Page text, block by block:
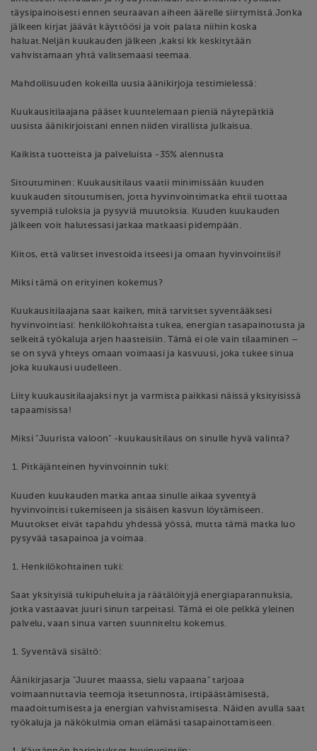
täysipainoisesti ennen seuraavan aiheen äärelle siirtymistä.Jonka
jälkeen kirjat jäävät käyttöösi ja voit palata niihin koska
haluat.Neljän kuukauden jälkeen ,kaksi kk keskitytään
vahvistamaan yhtä valitsemaasi teemaa.
Mahdollisuuden kokeilla uusia äänikirjoja testimielessä:
Kuukausitilaajana pääset kuuntelemaan pieniä näytepätkiä
uusista äänikirjoistani ennen niiden virallista julkaisua.
Kaikista tuotteista ja palveluista -35% alennusta
Sitoutuminen: Kuukausitilaus vaatii minimissään kuuden
kuukauden sitoutumisen, jotta hyvinvointimatka ehtii tuottaa
syvempiä tuloksia ja pysyviä muutoksia. Kuuden kuukauden
jälkeen voit halutessasi jatkaa matkaasi pidempään.
Kiitos, että valitset investoida itseesi ja omaan hyvinvointiisi!
Miksi tämä on erityinen kokemus?
Kuukausitilaajana saat kaiken, mitä tarvitset syventääksesi
hyvinvointiasi: henkilökohtaista tukea, energian tasapainotusta ja
selkeitä työkaluja arjen haasteisiin. Tämä ei ole vain tilaaminen –
se on syvä yhteys omaan voimaasi ja kasvuusi, joka tukee sinua
joka kuukausi uudelleen.
Liity kuukausitilaajaksi nyt ja varmista paikkasi näissä yksityisissä
tapaamisissa!
Miksi "Juurista valoon" -kuukausitilaus on sinulle hyvä valinta?
Pitkäjänteinen hyvinvoinnin tuki:
Kuuden kuukauden matka antaa sinulle aikaa syventyä
hyvinvointisi tukemiseen ja sisäisen kasvun löytämiseen.
Muutokset eivät tapahdu yhdessä yössä, mutta tämä matka luo
pysyvää tasapainoa ja voimaa.
Henkilökohtainen tuki:
Saat yksityisiä tukipuheluita ja räätälöityjä energiaparannuksia,
jotka vastaavat juuri sinun tarpeitasi. Tämä ei ole pelkkä yleinen
palvelu, vaan sinua varten suunniteltu kokemus.
Syventävä sisältö:
Äänikirjasarja "Juuret maassa, sielu vapaana" tarjoaa
voimaannuttavia teemoja itsetunnosta, irtipäästämisestä,
maadoittumisesta ja energian vahvistamisesta. Näiden avulla saat
työkaluja ja näkökulmia oman elämäsi tasapainottamiseen.